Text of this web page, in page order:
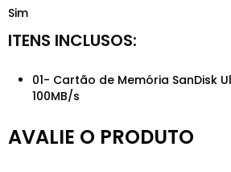
Sim
01- Cartão de Memória SanDisk
100MB/s
AVALIE O PRODUTO